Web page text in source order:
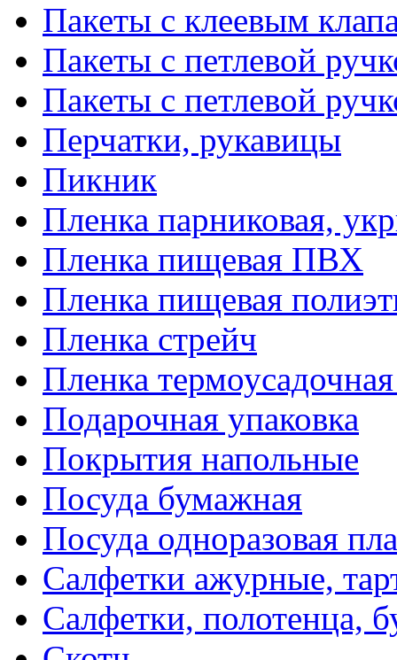
Пакеты с клеевым
Пакеты с петлевой
Пакеты с петлевой
Перчатки, рукавицы
Пикник
Пленка парниковая,
Пленка пищевая ПВХ
Пленка пищевая
Пленка стрейч
Пленка
Подарочная упаковка
Покрытия напольные
Посуда бумажная
Посуда одноразовая
Салфетки ажурные,
Салфетки, полотенца,